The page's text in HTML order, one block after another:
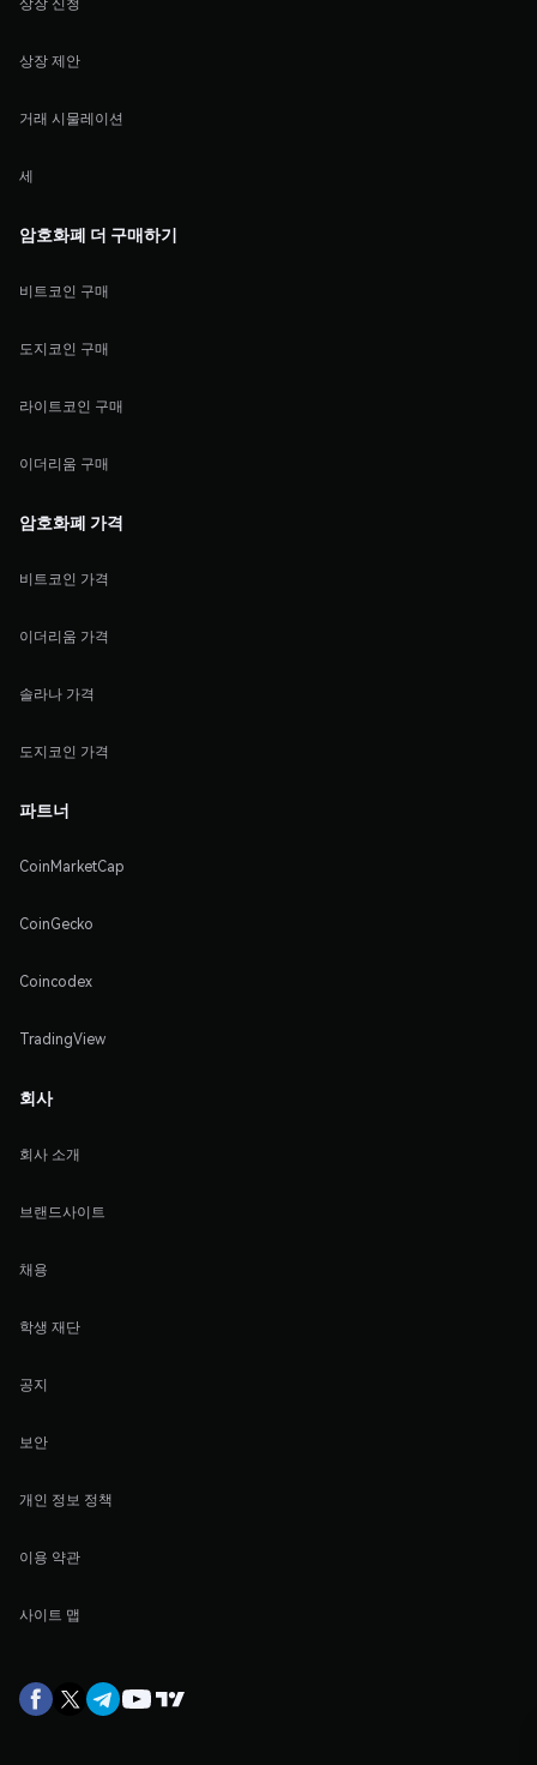
상장 제안
거래 시물레이션
세
암호화폐 더 구매하기
비트코인 구매
도지코인 구매
라이트코인 구매
이더리움 구매
암호화폐 가격
비트코인 가격
이더리움 가격
솔라나 가격
도지코인 가격
파트너
CoinMarketCap
CoinGecko
Coincodex
TradingView
회사
회사 소개
브랜드사이트
채용
학생 재단
공지
보안
개인 정보 정책
이용 약관
사이트 맵